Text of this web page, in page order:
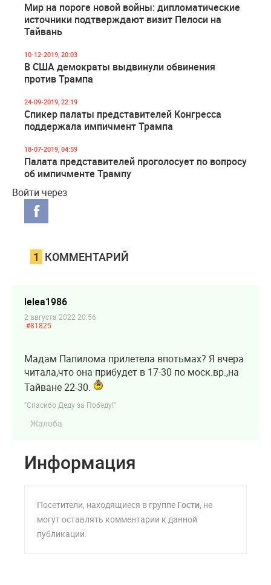
Мир на пороге новой войны: дипломатические
источники подтверждают визит Пелоси на
Тайвань
10-12-2019, 20:03
В США демократы выдвинули обвинения
против Трампа
24-09-2019, 22:19
Спикер палаты представителей Конгресса
поддержала импичмент Трампа
18-07-2019, 04:59
Палата представителей проголосует по вопросу
об импичменте Трампу
Войти через
1 КОММЕНТАРИЙ
lelea1986
2 августа 2022 20:56
#81825
Мадам Папилома прилетела впотьмах? Я вчера
читала,что она прибудет в 17-30 по моск.вр.,на
Тайване 22-30.
"Спасибо Деду за Победу!"
Жалоба
Информация
Посетители, находящиеся в группе Гости, не
могут оставлять комментарии к данной
публикации.